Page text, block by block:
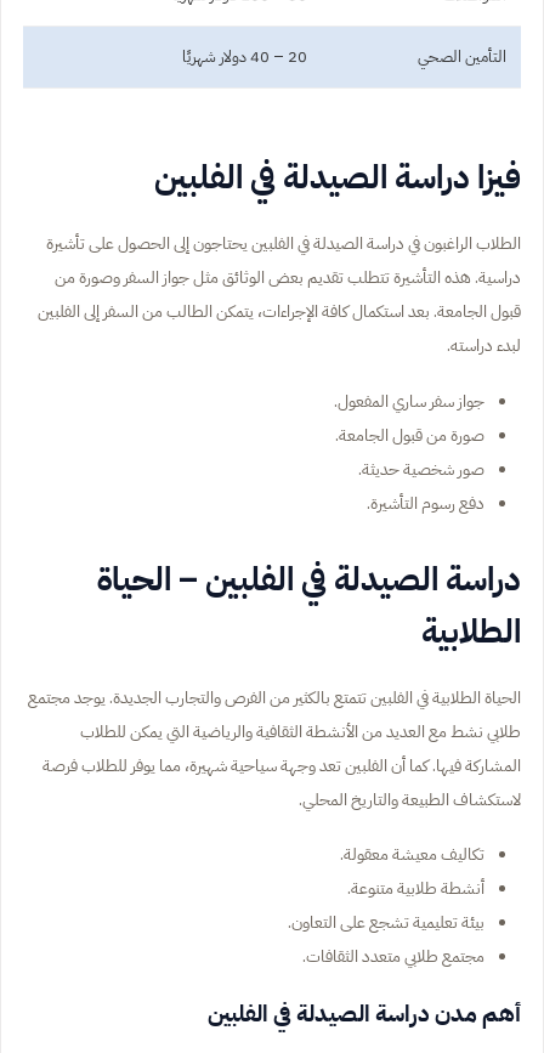
التأمين الصحي 20 – 40 دولار شهريًا
فيزا دراسة الصيدلة في الفلبين
الطلاب الراغبون في دراسة الصيدلة في الفلبين يحتاجون إلى الحصول على تأشيرة
دراسية. هذه التأشيرة تتطلب تقديم بعض الوثائق مثل جواز السفر وصورة من
قبول الجامعة. بعد استكمال كافة الإجراءات، يتمكن الطالب من السفر إلى الفلبين
لبدء دراسته.
جواز سفر ساري المفعول.
صورة من قبول الجامعة.
صور شخصية حديثة.
دفع رسوم التأشيرة.
دراسة الصيدلة في الفلبين – الحياة
الطلابية
الحياة الطلابية في الفلبين تتمتع بالكثير من الفرص والتجارب الجديدة. يوجد مجتمع
طلابي نشط مع العديد من الأنشطة الثقافية والرياضية التي يمكن للطلاب
المشاركة فيها. كما أن الفلبين تعد وجهة سياحية شهيرة، مما يوفر للطلاب فرصة
لاستكشاف الطبيعة والتاريخ المحلي.
تكاليف معيشة معقولة.
أنشطة طلابية متنوعة.
بيئة تعليمية تشجع على التعاون.
مجتمع طلابي متعدد الثقافات.
أهم مدن دراسة الصيدلة في الفلبين